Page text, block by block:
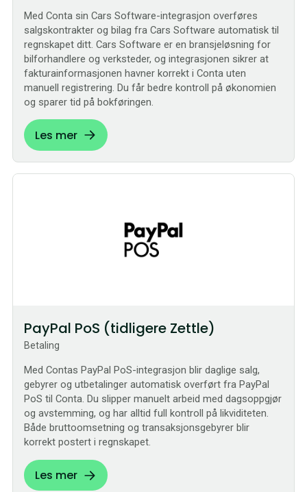
Med Conta sin Cars Software-integrasjon overføres
salgskontrakter og bilag fra Cars Software automatisk til
regnskapet ditt. Cars Software er en bransjeløsning for
bilforhandlere og verksteder, og integrasjonen sikrer at
fakturainformasjonen havner korrekt i Conta uten
manuell registrering. Du får bedre kontroll på økonomien
og sparer tid på bokføringen.
Les mer
PayPal PoS (tidligere Zettle)
Betaling
Med Contas PayPal PoS-integrasjon blir daglige salg,
gebyrer og utbetalinger automatisk overført fra PayPal
PoS til Conta. Du slipper manuelt arbeid med dagsoppgjør
og avstemming, og har alltid full kontroll på likviditeten.
Både bruttoomsetning og transaksjonsgebyrer blir
korrekt postert i regnskapet.
Les mer